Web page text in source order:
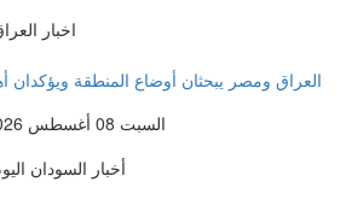
اخبار
العراق ومصر يبحثان أوضاع المنطقة ويؤكدان
السبت 08 أغسطس 2026 09:59 مساءً
أخبار السودان